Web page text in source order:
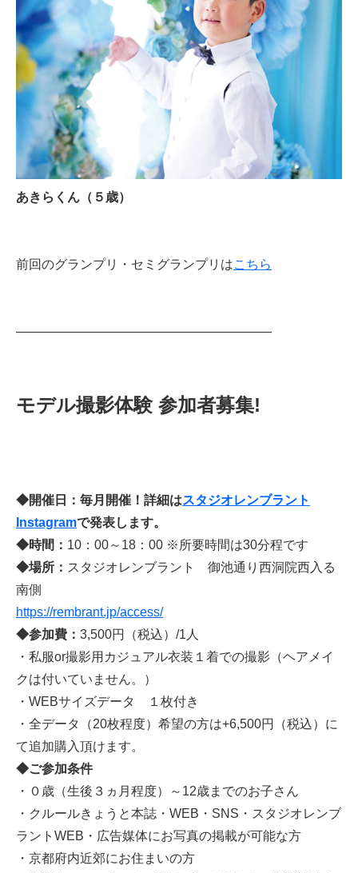
あきらくん（５歳）
前回のグランプリ・セミグランプリはこちら
————————————————————
モデル撮影体験 参加者募集!
◆開催日：毎月開催！詳細はスタジオレンブラント
Instagramで発表します。
◆時間： 10：00～18：00 ※所要時間は30分程です
◆場所： スタジオレンブラント 御池通り西洞院西入る
南側
https://rembrant.jp/access/
◆参加費： 3,500円（税込）/1人
・私服or撮影用カジュアル衣装１着での撮影（ヘアメイ
クは付いていません。）
・WEBサイズデータ １枚付き
・全データ（20枚程度）希望の方は+6,500円（税込）に
て追加購入頂けます。
◆ご参加条件
・０歳（生後３ヵ月程度）～12歳までのお子さん
・クルールきょうと本誌・WEB・SNS・スタジオレンブ
ラントWEB・広告媒体にお写真の掲載が可能な方
・京都府内近郊にお住まいの方